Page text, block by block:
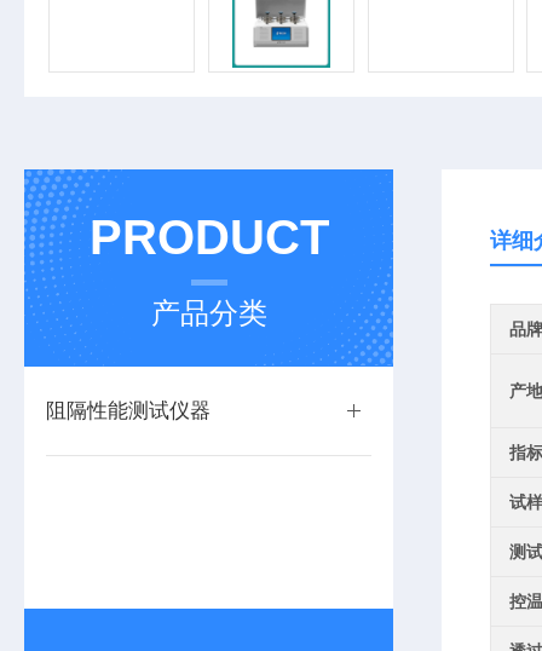
PRODUCT
产品分类
阻隔性能测试仪器
详细
品牌
产
指标
试
测
控